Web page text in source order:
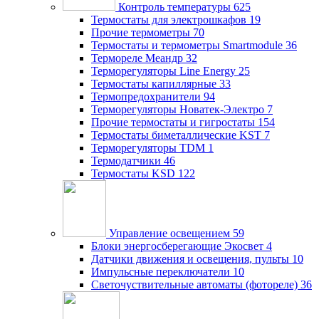
Контроль температуры 625
Термостаты для электрошкафов 19
Прочие термометры 70
Термостаты и термометры Smartmodule 36
Термореле Меандр 32
Терморегуляторы Line Energy 25
Термостаты капиллярные 33
Термопредохранители 94
Терморегуляторы Новатек-Электро 7
Прочие термостаты и гигростаты 154
Термостаты биметаллические KST 7
Терморегуляторы TDM 1
Термодатчики 46
Термостаты KSD 122
Управление освещением 59
Блоки энергосберегающие Экосвет 4
Датчики движения и освещения, пульты 10
Импульсные переключатели 10
Светочуствительные автоматы (фотореле) 36